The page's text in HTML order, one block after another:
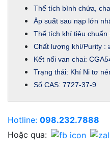
Thể tích bình chứa,
Áp suất sau nạp lớn
Thể tích khí tiêu chuẩn
Chất lượng khí/Purity :
Kết nối van chai:
Trạng thái: Khí Ni tơ
Số CAS: 7727-37-9
Hotline: 098.232.7888
Hoặc qua: